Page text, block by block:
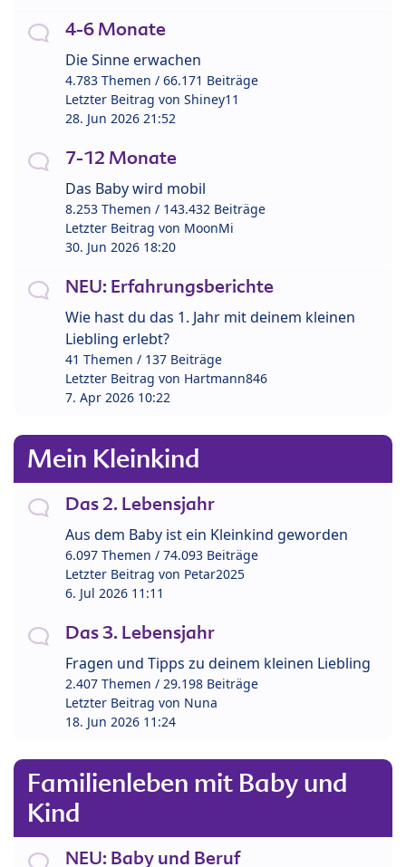
4-6 Monate
Die Sinne erwachen
4.783 Themen / 66.171 Beiträge
Letzter Beitrag von Shiney11
28. Jun 2026 21:52
7-12 Monate
Das Baby wird mobil
8.253 Themen / 143.432 Beiträge
Letzter Beitrag von MoonMi
30. Jun 2026 18:20
NEU: Erfahrungsberichte
Wie hast du das 1. Jahr mit deinem kleinen
Liebling erlebt?
41 Themen / 137 Beiträge
Letzter Beitrag von Hartmann846
7. Apr 2026 10:22
Mein Kleinkind
Das 2. Lebensjahr
Aus dem Baby ist ein Kleinkind geworden
6.097 Themen / 74.093 Beiträge
Letzter Beitrag von Petar2025
6. Jul 2026 11:11
Das 3. Lebensjahr
Fragen und Tipps zu deinem kleinen Liebling
2.407 Themen / 29.198 Beiträge
Letzter Beitrag von Nuna
18. Jun 2026 11:24
Familienleben mit Baby und
Kind
NEU: Baby und Beruf